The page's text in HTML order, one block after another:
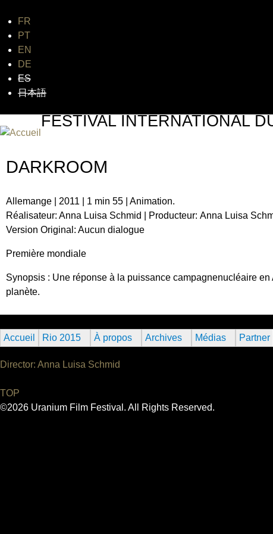
FR
PT
EN
DE
ES
日本語
FESTIVAL INTERNATIONAL
DARKROOM
Allemange | 2011 | 1 min 55 | Animation.
Réalisateur: Anna Luisa Schmid | Producteur: Anna Luisa
Version Original: Aucun dialogue
Première mondiale
Synopsis : Une réponse à la puissance campagnenucléaire
planète.
Accueil Rio 2015 À propos Archives Médias Partner
Director: Anna Luisa Schmid
TOP
©2026 Uranium Film Festival. All Rights Reserved.